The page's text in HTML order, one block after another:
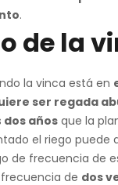
.
de la
la vinca está en
ser regada
dos años que la
el riego puede
de frecuencia de
de dos